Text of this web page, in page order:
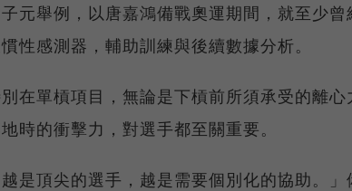
元舉例，以唐嘉鴻備戰奧運期間，就至少
性感測器，輔助訓練與後續數據分析。
在單槓項目，無論是下槓前所須承受的離
時的衝擊力，對選手都至關重要。
越是頂尖的選手，越是需要個別化的協助。